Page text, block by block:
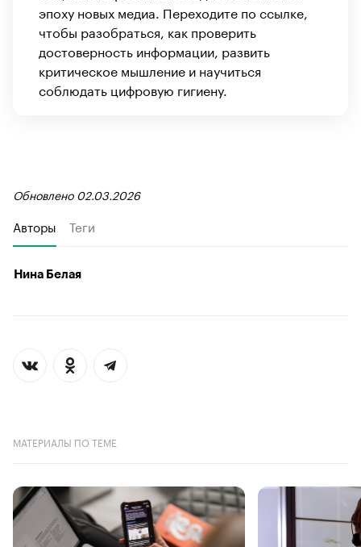
эпоху новых медиа. Переходите по ссылке,
чтобы разобраться, как проверить
достоверность информации, развить
критическое мышление и научиться
соблюдать цифровую гигиену.
Обновлено 02.03.2026
Авторы Теги
Нина Белая
МАТЕРИАЛЫ ПО ТЕМЕ